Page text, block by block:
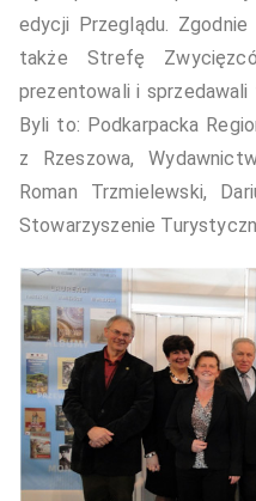
edycji Przeglądu.
także Strefę
prezentowali i sprzedawali
Byli to: Podkarpacka
z Rzeszowa,
Roman Trzmielewski,
Stowarzyszenie